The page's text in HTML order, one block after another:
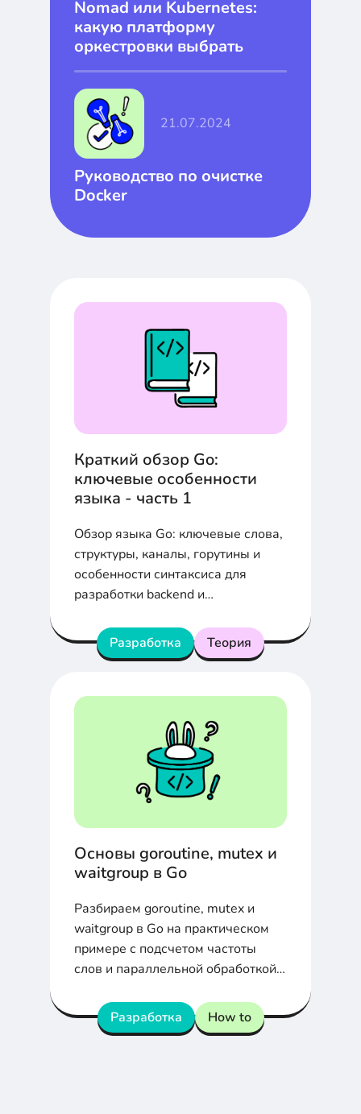
Nomad или Kubernetes:
какую платформу
оркестровки выбрать
Руководство по очистке
Docker
21.07.2024
Краткий обзор Go:
ключевые особенности
языка - часть 1
Обзор языка Go: ключевые слова,
структуры, каналы, горутины и
особенности синтаксиса для
разработки backend и
Разработка
Теория
Основы goroutine, mutex и
waitgroup в Go
Разбираем goroutine, mutex и
waitgroup в Go на практическом
примере с подсчетом частоты
слов и параллельной обработкой
Разработка
How to